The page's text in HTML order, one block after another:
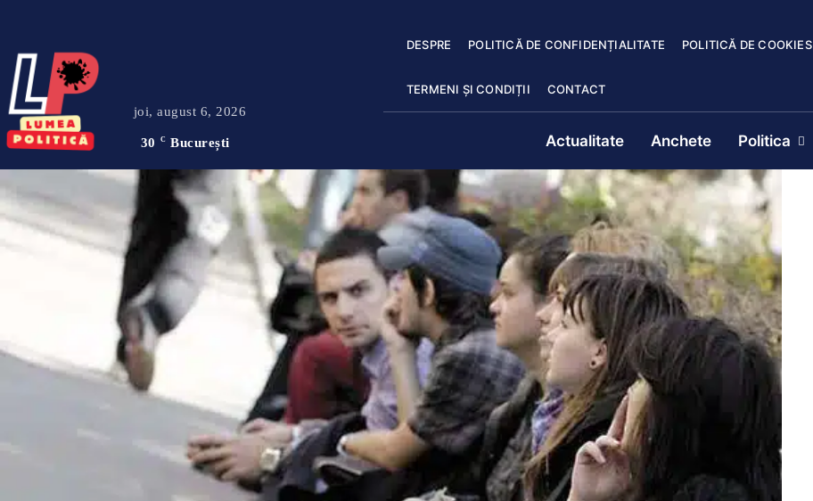
joi, august 6, 2026
30 C București
DESPRE POLITICĂ DE CONFIDENȚIALITATE POLITICĂ DE COOKIES
TERMENI ȘI CONDIȚII CONTACT
Actualitate Anchete Politica